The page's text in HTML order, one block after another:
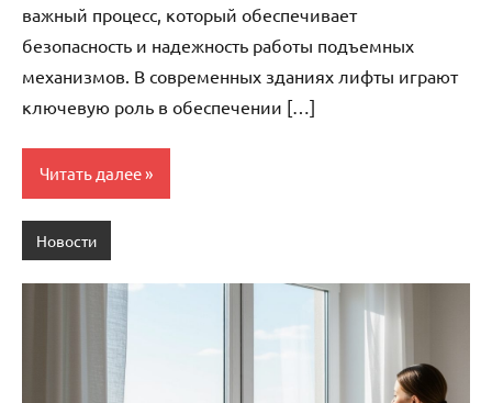
важный процесс, который обеспечивает
безопасность и надежность работы подъемных
механизмов. В современных зданиях лифты играют
ключевую роль в обеспечении […]
Читать далее
Новости